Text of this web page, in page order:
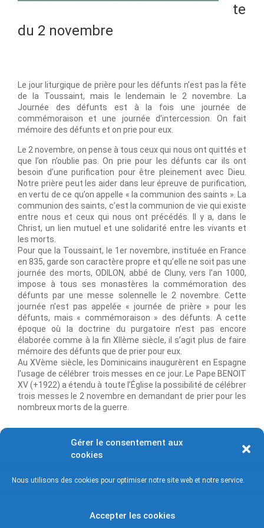
Gérer le consentement aux
cookies
Nous utilisons des cookies pour optimiser notre site web et notre service.
Accepter les cookies
te
du 2 novembre
Le jour liturgique de prière pour les défunts n’est pas la fête
de la Toussaint, mais le lendemain le 2 novembre. La
Journée des défunts est à la fois une journée de
commémoraison et une journée d’intercession. On fait
mémoire des défunts et on prie pour eux.
Le 2 novembre, on pense à tous ceux qui nous ont quittés et
que l’on n’oublie pas. On prie pour les défunts car ils ont
besoin d’une purification pour être pleinement avec Dieu.
Notre prière peut les aider dans leur épreuve de purification,
en vertu de ce qu’on appelle « la communion des saints ». La
communion des saints, c’est la communion de vie qui existe
entre nous et ceux qui nous ont précédés. Il y a, dans le
Christ, un lien mutuel et une solidarité entre les vivants et
les morts.
Pour que la Toussaint, le 1er novembre, instituée en France
en 835, garde son caractère propre et qu’elle ne soit pas une
journée des morts, ODILON, abbé de Cluny, vers l’an 1000,
impose à tous ses monastères la commémoration des
défunts par une messe solennelle le 2 novembre. Cette
journée n’est pas appelée « journée de prière » pour les
défunts, mais « commémoraison » des défunts. A cette
époque où la doctrine du purgatoire n’est pas encore
élaborée comme à la fin XIIème siècle, il s’agit plus de faire
mémoire des défunts que de prier pour eux.
Au XVème siècle, les Dominicains inaugurèrent en Espagne
l’usage de célébrer trois messes en ce jour. Le Pape BENOIT
XV (+1922) a étendu à toute l’Église la possibilité de célébrer
trois messes le 2 novembre en demandant de prier pour les
nombreux morts de la guerre.
Vous avez été éprouvé cette année par un deuil. Le père
de leur union de pensée. Samedi 2 novembre, la messe de